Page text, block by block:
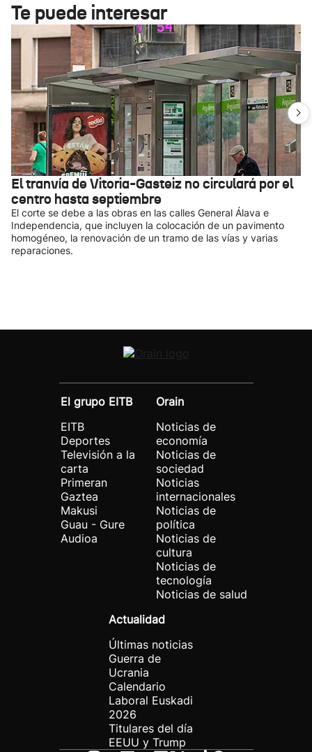
Te puede interesar
El tranvía de Vitoria-Gasteiz no circulará por el
centro hasta septiembre
El corte se debe a las obras en las calles General Álava e
Independencia, que incluyen la colocación de un pavimento
homogéneo, la renovación de un tramo de las vías y varias
reparaciones.
El grupo EITB
EITB
Deportes
Televisión a la
carta
Primeran
Gaztea
Makusi
Guau - Gure
Audioa
Orain
Noticias de
economía
Noticias de
sociedad
Noticias
internacionales
Noticias de
política
Noticias de
cultura
Noticias de
tecnología
Noticias de salud
Actualidad
Últimas noticias
Guerra de
Ucrania
Calendario
Laboral Euskadi
2026
Titulares del día
EEUU y Trump